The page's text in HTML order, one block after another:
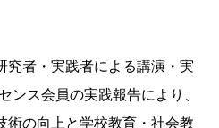
究者・実践者による講演・実
ンス会員の実践報告により、
術の向上と学校教育・社会教